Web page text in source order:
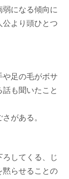
になる傾向に
より頭ひとつ
足の毛がボサ
も聞いたこと
がある。
してくる、じ
黙らせることの